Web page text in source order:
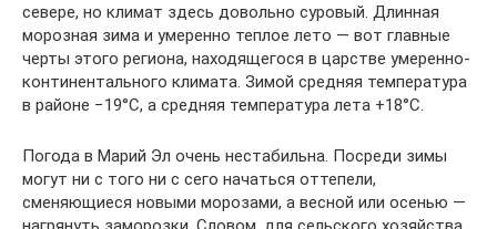
севере, но климат здесь довольно суровый. Длинная
морозная зима и умеренно теплое лето — вот главные
черты этого региона, находящегося в царстве умеренно-
континентального климата. Зимой средняя температура
в районе −19°С, а средняя температура лета +18°С.
Погода в Марий Эл очень нестабильна. Посреди зимы
могут ни с того ни с сего начаться оттепели,
сменяющиеся новыми морозами, а весной или осенью —